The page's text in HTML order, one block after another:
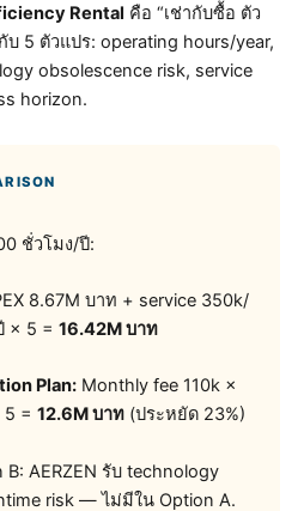
Rental คือ “เช่ากับซื้อ ตัว
5 ตัวแปร: operating hours/year,
obsolescence risk, service
horizon.
ชั่วโมง/ปี:
8.67M บาท + service 350k/
× 5 = 16.42M บาท
Plan:Monthly fee 110k ×
5 = 12.6M บาท(ประหยัด 23%)
AERZEN รับ technology
risk — ไม่มีใน Option A.